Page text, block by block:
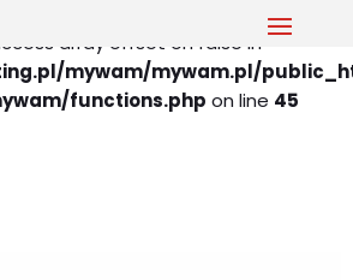
array offset on false in
mywam/mywam.pl/
functions.php on line 45